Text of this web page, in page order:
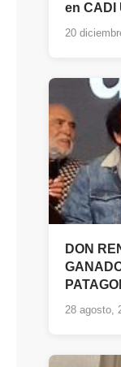
en CADI
20
DON
28 agosto,